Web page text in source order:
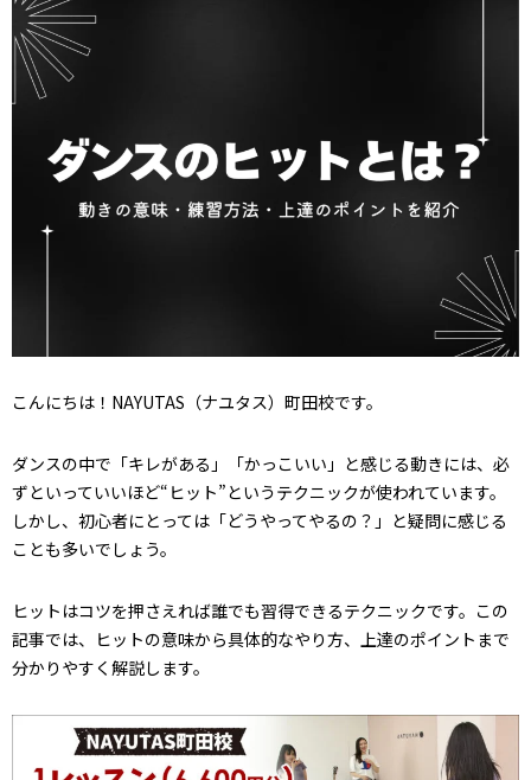
こんにちは！NAYUTAS（ナユタス）町田校です。
ダンスの中で「キレがある」「かっこいい」と感じる動きには、必
ずといっていいほど“ヒット”というテクニックが使われています。
しかし、初心者にとっては「どうやってやるの？」と疑問に感じる
ことも多いでしょう。
ヒットはコツを押さえれば誰でも習得できるテクニックです。この
記事では、ヒットの意味から具体的なやり方、上達のポイントまで
分かりやすく解説します。